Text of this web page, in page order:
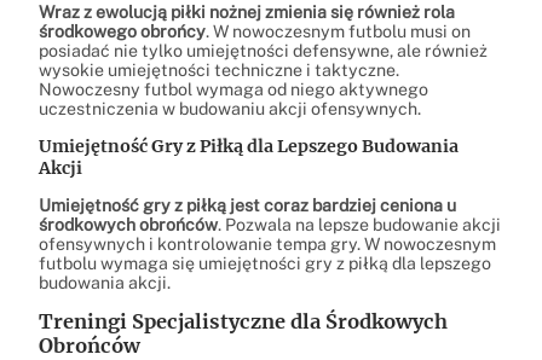
Wraz z ewolucją piłki nożnej zmienia się również rola
środkowego obrońcy. W nowoczesnym futbolu musi on
posiadać nie tylko umiejętności defensywne, ale również
wysokie umiejętności techniczne i taktyczne.
Nowoczesny futbol wymaga od niego aktywnego
uczestniczenia w budowaniu akcji ofensywnych.
Umiejętność Gry z Piłką dla Lepszego Budowania
Akcji
Umiejętność gry z piłką jest coraz bardziej ceniona u
środkowych obrońców. Pozwala na lepsze budowanie akcji
ofensywnych i kontrolowanie tempa gry. W nowoczesnym
futbolu wymaga się umiejętności gry z piłką dla lepszego
budowania akcji.
Treningi Specjalistyczne dla Środkowych
Obrońców